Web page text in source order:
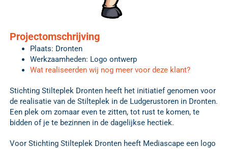
Projectomschrijving
Plaats: Dronten
Werkzaamheden: Logo ontwerp
Wat realiseerden wij nog meer voor deze klant?
Stichting Stilteplek Dronten heeft het initiatief genomen voor
de realisatie van de Stilteplek in de Ludgerustoren in Dronten.
Een plek om zomaar even te zitten, tot rust te komen, te
bidden of je te bezinnen in de dagelijkse hectiek.
Voor Stichting Stilteplek Dronten heeft Mediascape een logo